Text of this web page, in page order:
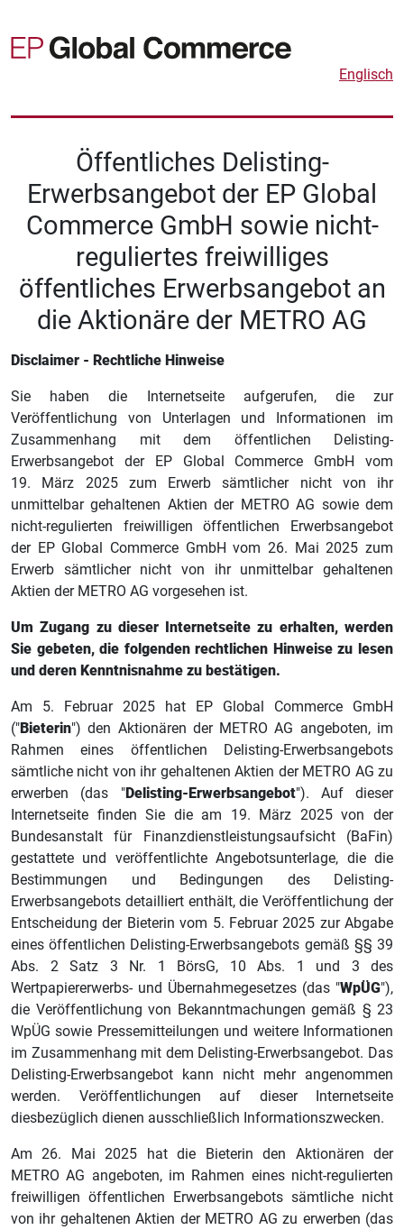
Englisch
Öffentliches Delisting-
Erwerbsangebot der EP Global
Commerce GmbH sowie nicht-
reguliertes freiwilliges
öffentliches Erwerbsangebot an
die Aktionäre der METRO AG
Disclaimer - Rechtliche Hinweise
Sie haben die Internetseite aufgerufen, die zur
Veröffentlichung von Unterlagen und Informationen im
Zusammenhang mit dem öffentlichen Delisting-
Erwerbsangebot der EP Global Commerce GmbH vom
19. März 2025 zum Erwerb sämtlicher nicht von ihr
unmittelbar gehaltenen Aktien der METRO AG sowie dem
nicht-regulierten freiwilligen öffentlichen Erwerbsangebot
der EP Global Commerce GmbH vom 26. Mai 2025 zum
Erwerb sämtlicher nicht von ihr unmittelbar gehaltenen
Aktien der METRO AG vorgesehen ist.
Um Zugang zu dieser Internetseite zu erhalten, werden
Sie gebeten, die folgenden rechtlichen Hinweise zu lesen
und deren Kenntnisnahme zu bestätigen.
Am 5. Februar 2025 hat EP Global Commerce GmbH
("Bieterin") den Aktionären der METRO AG angeboten, im
Rahmen eines öffentlichen Delisting-Erwerbsangebots
sämtliche nicht von ihr gehaltenen Aktien der METRO AG zu
erwerben (das "Delisting-Erwerbsangebot"). Auf dieser
Internetseite finden Sie die am 19. März 2025 von der
Bundesanstalt für Finanzdienstleistungsaufsicht (BaFin)
gestattete und veröffentlichte Angebotsunterlage, die die
Bestimmungen und Bedingungen des Delisting-
Erwerbsangebots detailliert enthält, die Veröffentlichung der
Entscheidung der Bieterin vom 5. Februar 2025 zur Abgabe
eines öffentlichen Delisting-Erwerbsangebots gemäß §§ 39
Abs. 2 Satz 3 Nr. 1 BörsG, 10 Abs. 1 und 3 des
Wertpapiererwerbs- und Übernahmegesetzes (das "WpÜG"),
die Veröffentlichung von Bekanntmachungen gemäß § 23
WpÜG sowie Pressemitteilungen und weitere Informationen
im Zusammenhang mit dem Delisting-Erwerbsangebot. Das
Delisting-Erwerbsangebot kann nicht mehr angenommen
werden. Veröffentlichungen auf dieser Internetseite
diesbezüglich dienen ausschließlich Informationszwecken.
Am 26. Mai 2025 hat die Bieterin den Aktionären der
METRO AG angeboten, im Rahmen eines nicht-regulierten
freiwilligen öffentlichen Erwerbsangebots sämtliche nicht
von ihr gehaltenen Aktien der METRO AG zu erwerben (das